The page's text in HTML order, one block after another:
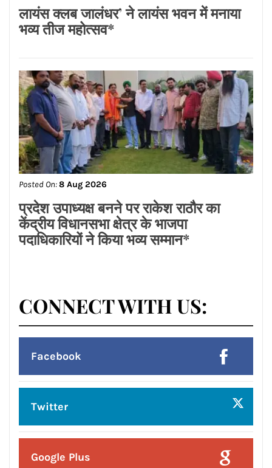
Posted On:8 Aug 2026
लायंस क्लब जालंधर’ ने लायंस भवन में मनाया
Posted On:8 Aug 2026
प्रदेश उपाध्यक्ष बनने पर राकेश राठौर का
केंद्रीय विधानसभा क्षेत्र के भाजपा
CONNECT WITH US:
Facebook
Twitter